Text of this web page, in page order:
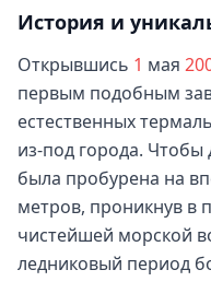
История и
Открывшись 1 мая
первым подобным
естественных
из-под города. Чтобы
была пробурена на
метров, проникнув в
чистейшей морской
ледниковый период